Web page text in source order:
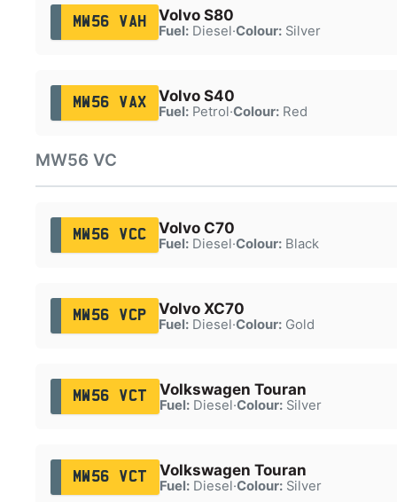
MW56 VAH Volvo S80
Fuel:Diesel·Colour:Silver
MW56 VAX Volvo S40
Fuel:Petrol·Colour:Red
MW56 VC
MW56 VCC Volvo C70
Fuel:Diesel·Colour:Black
MW56 VCP Volvo XC70
Fuel:Diesel·Colour:Gold
MW56 VCT Volkswagen Touran
Fuel:Diesel·Colour:Silver
MW56 VCT Volkswagen Touran
Fuel:Diesel·Colour:Silver